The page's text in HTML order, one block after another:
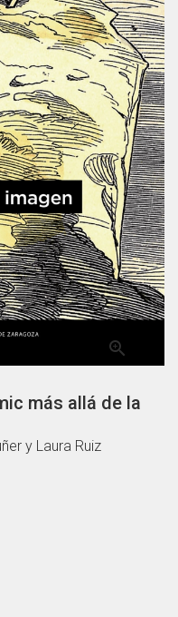

más allá de la
y Laura Ruiz